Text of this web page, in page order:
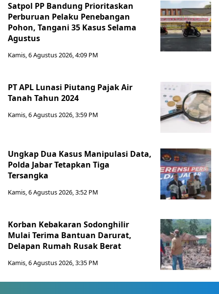
Satpol PP Bandung Prioritaskan
Perburuan Pelaku Penebangan
Pohon, Tangani 35 Kasus Selama
Agustus
Kamis, 6 Agustus 2026, 4:09 PM
PT APL Lunasi Piutang Pajak Air
Tanah Tahun 2024
Kamis, 6 Agustus 2026, 3:59 PM
Ungkap Dua Kasus Manipulasi Data,
Polda Jabar Tetapkan Tiga
Tersangka
Kamis, 6 Agustus 2026, 3:52 PM
Korban Kebakaran Sodonghilir
Mulai Terima Bantuan Darurat,
Delapan Rumah Rusak Berat
Kamis, 6 Agustus 2026, 3:35 PM